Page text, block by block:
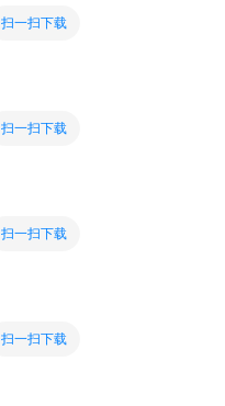
扫一扫下载
扫一扫下载
扫一扫下载
扫一扫下载